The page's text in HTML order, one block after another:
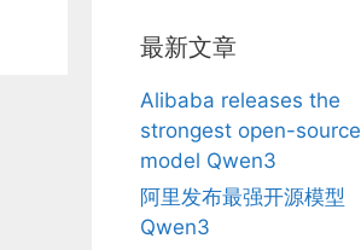
最新文章
Alibaba releases the
strongest open-source
model Qwen3
阿里发布最强开源模型
Qwen3